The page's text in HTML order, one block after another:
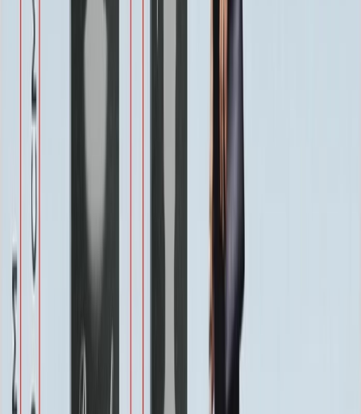
Другое по согласованию
Услуги
Услуги
Бесплатно
Бесплатно
Бесплатно
Бесплатно
Хранение на складе
Бесплатно